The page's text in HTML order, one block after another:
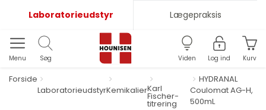
Laboratorieudstyr Lægepraksis
Menu Søg Viden Log ind Kurv
Forside
LaboratorieudstyrKemikalierKarl
Fischer-
titrering
HYDRANAL
Coulomat AG-H,
500mL